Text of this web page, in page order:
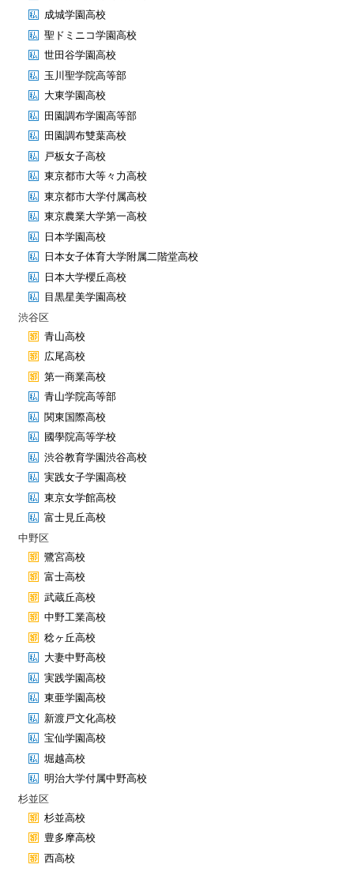
成城学園高校
聖ドミニコ学園高校
世田谷学園高校
玉川聖学院高等部
大東学園高校
田園調布学園高等部
田園調布雙葉高校
戸板女子高校
東京都市大等々力高校
東京都市大学付属高校
東京農業大学第一高校
日本学園高校
日本女子体育大学附属二階堂高校
日本大学櫻丘高校
目黒星美学園高校
渋谷区
青山高校
広尾高校
第一商業高校
青山学院高等部
関東国際高校
國學院高等学校
渋谷教育学園渋谷高校
実践女子学園高校
東京女学館高校
富士見丘高校
中野区
鷺宮高校
富士高校
武蔵丘高校
中野工業高校
稔ヶ丘高校
大妻中野高校
実践学園高校
東亜学園高校
新渡戸文化高校
宝仙学園高校
堀越高校
明治大学付属中野高校
杉並区
杉並高校
豊多摩高校
西高校